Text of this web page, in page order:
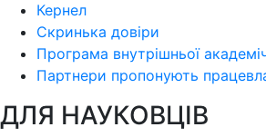
Кернел
Скринька довіри
Програма внутрішньої
Партнери пропонують
ДЛЯ НАУКОВЦІВ